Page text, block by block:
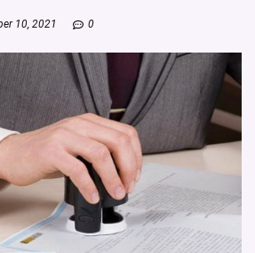
10, 2021 0